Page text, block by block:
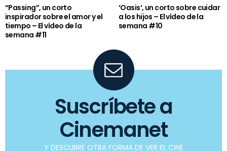
“Passing”, un corto
inspirador sobre el amor y el
tiempo – El vídeo de la
semana #11
‘Oasis’, un corto sobre cuidar
a los hijos – El vídeo de la
semana #10
Suscríbete a
Cinemanet
Y DESCUBRE OTRA FORMA DE VER EL CINE